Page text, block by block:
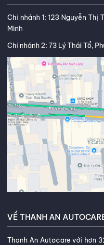
Chi nhánh 1: 123 Nguyễn Thị
Minh
Chi nhánh 2: 73 Lý Thái Tổ,
VỀ THANH AN
Thanh An Autocare với hơn